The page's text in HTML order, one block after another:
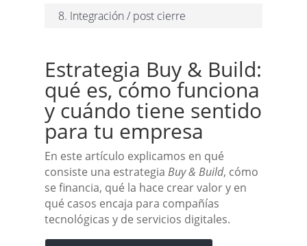
8. Integración / post cierre
Estrategia Buy & Build:
qué es, cómo funciona
y cuándo tiene sentido
para tu empresa
En este artículo explicamos en qué
consiste una estrategia Buy & Build, cómo
se financia, qué la hace crear valor y en
qué casos encaja para compañías
tecnológicas y de servicios digitales.